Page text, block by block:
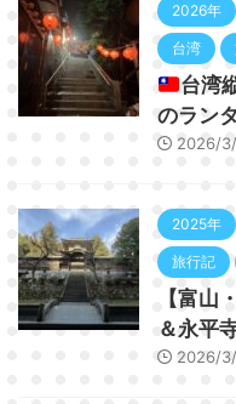
2026年
台湾
台湾
のラン
2026/
2025年
旅行記
【富山
＆永平
2026/